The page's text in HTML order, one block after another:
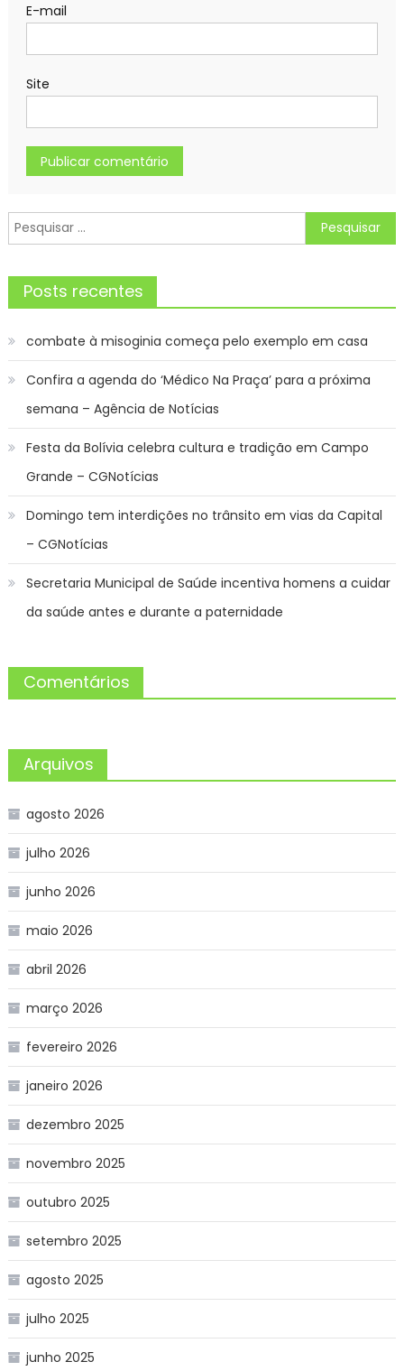
E-mail
Site
Pesquisar
por:
Posts recentes
combate à misoginia começa pelo exemplo em casa
Confira a agenda do ‘Médico Na Praça’ para a próxima
semana – Agência de Notícias
Festa da Bolívia celebra cultura e tradição em Campo
Grande – CGNotícias
Domingo tem interdições no trânsito em vias da Capital
– CGNotícias
Secretaria Municipal de Saúde incentiva homens a cuidar
da saúde antes e durante a paternidade
Comentários
Arquivos
agosto 2026
julho 2026
junho 2026
maio 2026
abril 2026
março 2026
fevereiro 2026
janeiro 2026
dezembro 2025
novembro 2025
outubro 2025
setembro 2025
agosto 2025
julho 2025
junho 2025